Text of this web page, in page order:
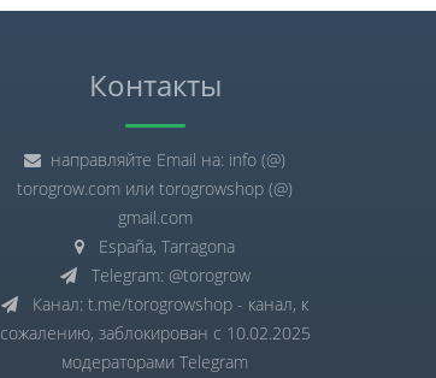
Контакты
направляйте Email на: info (@)
torogrow.com или torogrowshop (@)
gmail.com
España, Tarragona
Telegram: @torogrow
Канал: t.me/torogrowshop - канал, к
сожалению, заблокирован с 10.02.2025
модераторами Telegram